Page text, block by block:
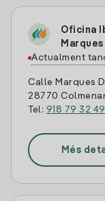
Oficina
Actualment
Calle Marques
28770
Tel: 918 79 32 49
Més